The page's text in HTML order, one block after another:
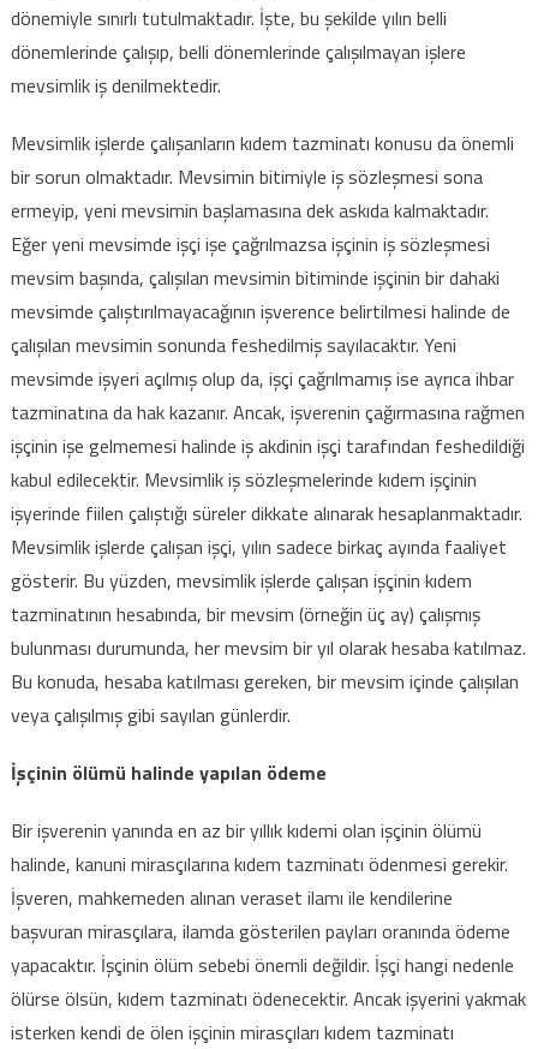
dönemiyle sınırlı tutulmaktadır. İşte, bu şekilde yılın belli
dönemlerinde çalışıp, belli dönemlerinde çalışılmayan işlere
mevsimlik iş denilmektedir.
Mevsimlik işlerde çalışanların kıdem tazminatı konusu da önemli
bir sorun olmaktadır. Mevsimin bitimiyle iş sözleşmesi sona
ermeyip, yeni mevsimin başlamasına dek askıda kalmaktadır.
Eğer yeni mevsimde işçi işe çağrılmazsa işçinin iş sözleşmesi
mevsim başında, çalışılan mevsimin bitiminde işçinin bir dahaki
mevsimde çalıştırılmayacağının işverence belirtilmesi halinde de
çalışılan mevsimin sonunda feshedilmiş sayılacaktır. Yeni
mevsimde işyeri açılmış olup da, işçi çağrılmamış ise ayrıca ihbar
tazminatına da hak kazanır. Ancak, işverenin çağırmasına rağmen
işçinin işe gelmemesi halinde iş akdinin işçi tarafından feshedildiği
kabul edilecektir. Mevsimlik iş sözleşmelerinde kıdem işçinin
işyerinde fiilen çalıştığı süreler dikkate alınarak hesaplanmaktadır.
Mevsimlik işlerde çalışan işçi, yılın sadece birkaç ayında faaliyet
gösterir. Bu yüzden, mevsimlik işlerde çalışan işçinin kıdem
tazminatının hesabında, bir mevsim (örneğin üç ay) çalışmış
bulunması durumunda, her mevsim bir yıl olarak hesaba katılmaz.
Bu konuda, hesaba katılması gereken, bir mevsim içinde çalışılan
veya çalışılmış gibi sayılan günlerdir.
İşçinin ölümü halinde yapılan ödeme
Bir işverenin yanında en az bir yıllık kıdemi olan işçinin ölümü
halinde, kanuni mirasçılarına kıdem tazminatı ödenmesi gerekir.
İşveren, mahkemeden alınan veraset ilamı ile kendilerine
başvuran mirasçılara, ilamda gösterilen payları oranında ödeme
yapacaktır. İşçinin ölüm sebebi önemli değildir. İşçi hangi nedenle
ölürse ölsün, kıdem tazminatı ödenecektir. Ancak işyerini yakmak
isterken kendi de ölen işçinin mirasçıları kıdem tazminatı